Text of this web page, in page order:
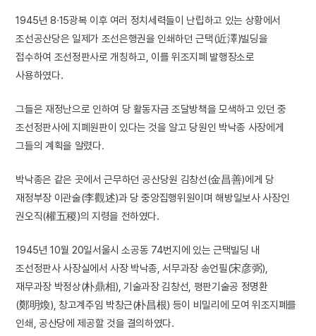
1945년 8·15광복 이후 여러 정치세력들이 난립하고 있는 상황에서
조선공산당은 일제가 조선은행권을 인쇄하던 근택(近澤)빌딩을
접수하여 조선정판사로 개칭하고, 이를 위조지폐 발행장소로
사용하였다.
그들은 재정난으로 인하여 당 활동자금 조달방책을 모색하고 있던 중
조선정판사에 지폐원판이 있다는 것을 알고 당원인 박낙종 사장에게
그들의 계획을 알렸다.
박낙종은 같은 곳에서 근무하던 공산당원 김창선(金昌善)에게 당
재정부장 이관술(李觀述)과 당 중앙집행위원이며 해방일보사 사장인
권오직(權五稷)의 지령을 전하였다.
1945년 10월 20일서울시 소공동 74번지에 있는 근택빌딩 내
조선정판사 사장실에서 사장 박낙종, 서무과장 송언필(宋彦弼),
재무과장 박정상(朴鼎相), 기술과장 김창선, 평판기술공 정명환
(鄭明煥), 창고계주임 박창근(朴昌根) 등이 비밀리에 모여 위조지폐를
인쇄, 공산당에 제공할 것을 결의하였다.